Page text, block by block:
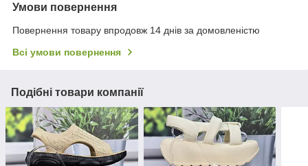
Умови повернення
Повернення товару впродовж 14 днів за домовленістю
Всі умови повернення
Подібні товари компанії